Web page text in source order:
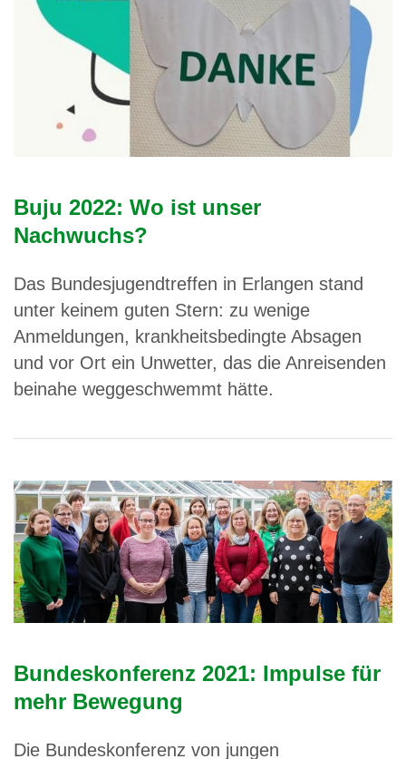
Buju 2022: Wo ist unser
Nachwuchs?
Das Bundesjugendtreffen in Erlangen stand
unter keinem guten Stern: zu wenige
Anmeldungen, krankheitsbedingte Absagen
und vor Ort ein Unwetter, das die Anreisenden
beinahe weggeschwemmt hätte.
Bundeskonferenz 2021: Impulse für
mehr Bewegung
Die Bundeskonferenz von jungen